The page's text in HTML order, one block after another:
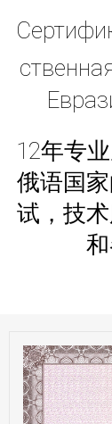
12年专
俄语国
试，技